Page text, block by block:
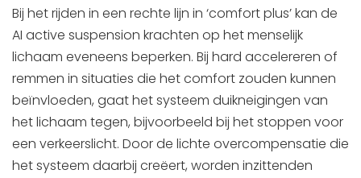
Bij het rijden in een rechte lijn in ‘comfort plus’ kan de
AI active suspension krachten op het menselijk
lichaam eveneens beperken. Bij hard accelereren of
remmen in situaties die het comfort zouden kunnen
beïnvloeden, gaat het systeem duikneigingen van
het lichaam tegen, bijvoorbeeld bij het stoppen voor
een verkeerslicht. Door de lichte overcompensatie die
het systeem daarbij creëert, worden inzittenden